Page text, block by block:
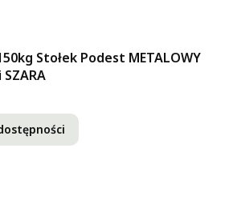
Stołek Podest METALOWY